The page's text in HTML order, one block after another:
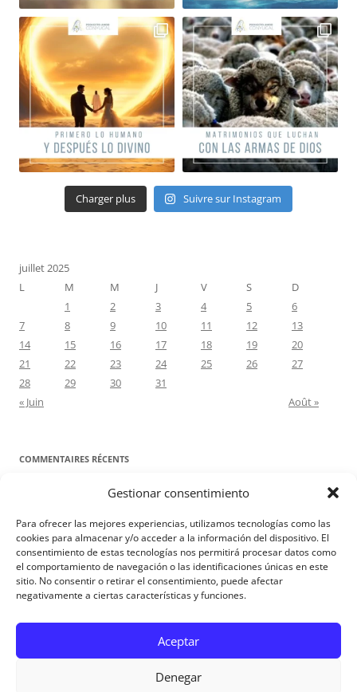
Gestionar consentimiento
Para ofrecer las mejores experiencias, utilizamos tecnologías como las
cookies para almacenar y/o acceder a la información del dispositivo. El
consentimiento de estas tecnologías nos permitirá procesar datos como
el comportamiento de navegación o las identificaciones únicas en este
sitio. No consentir o retirar el consentimiento, puede afectar
negativamente a ciertas características y funciones.
Aceptar
Denegar
Charger plus Suivre sur Instagram
juillet 2025
L
M M J V S
D
1
2 3 4 5
6
7
8 9 10 11 12
13
14
15 16 17 18 19
20
21
22 23 24 25 26
27
28
29 30
31
« Juin
Août »
COMMENTAIRES RÉCENTS
Proyecto Amor ConyugaldansContre toute attente. Commentaire
pour les époux : Luc 12, 8-12
Manuel MirallesdansContre toute attente. Commentaire pour les
époux : Luc 12, 8-12